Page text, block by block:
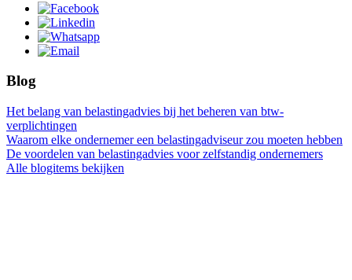
Blog
Het belang van belastingadvies bij het beheren van btw-
verplichtingen
Waarom elke ondernemer een belastingadviseur zou moeten hebben
De voordelen van belastingadvies voor zelfstandig ondernemers
Alle blogitems bekijken